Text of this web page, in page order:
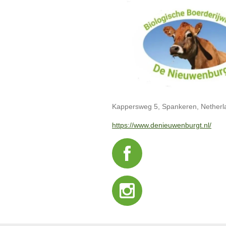
Kappersweg 5, Spankeren,
https://www.denieuwenburgt.nl/